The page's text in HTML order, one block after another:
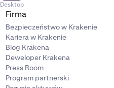
Desktop
Firma
Bezpieczeństwo w Krakenie
Kariera w Krakenie
Blog Krakena
Deweloper Krakena
Press Room
Program partnerski